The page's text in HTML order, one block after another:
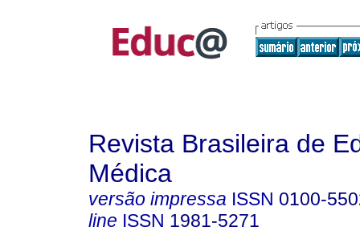
Revista Brasileira de
Médica
versão impressa ISSN 0100-
line ISSN 1981-5271